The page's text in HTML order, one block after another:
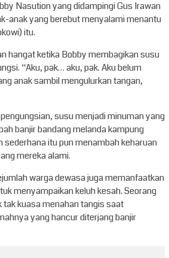
Nasution yang didampingi Gus Irawan
anak yang berebut menyalami menantu
itu.
hangat ketika Bobby membagikan susu
“Aku, pak… aku, pak. Aku belum
anak sambil mengulurkan tangan,
susu menjadi minuman yang
banjir bandang melanda kampung
sederhana itu pun menambah keharuan
mereka alami.
warga dewasa juga memanfaatkan
menyampaikan keluh kesah. Seorang
tak kuasa menahan tangis saat
yang hancur diterjang banjir